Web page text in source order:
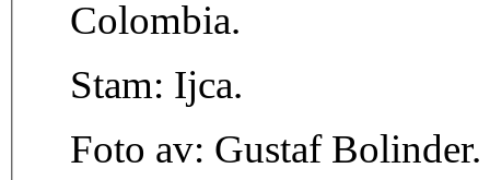
Colombia.
Stam: Ijca.
Foto av: Gustaf Bolinder.